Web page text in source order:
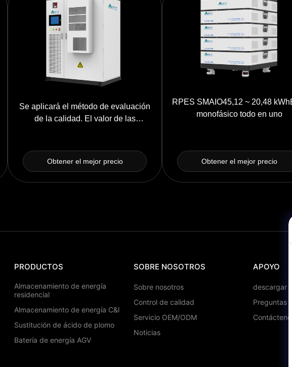
Se aplicará el método de evaluación
de la calidad. El valor de las
invernadero de las emisiones de
gases de efecto invernadero. SES de
Obtener el mejor precio
RPES SMAIO45,12 ~ 20,48
monofásico todo en uno
Obtener el mejor precio
PRODUCTOS
Almacenamiento de energía
residencial
Almacenamiento de energía C&l
Sustitución de ácido de plomo
Batería de energía AGV
SOBRE NOSOTROS
Sobre nosotros
Control de calidad
Servicio OEM/ODM
Noticias
APOYO
descargar
Preguntas
Contáctenos